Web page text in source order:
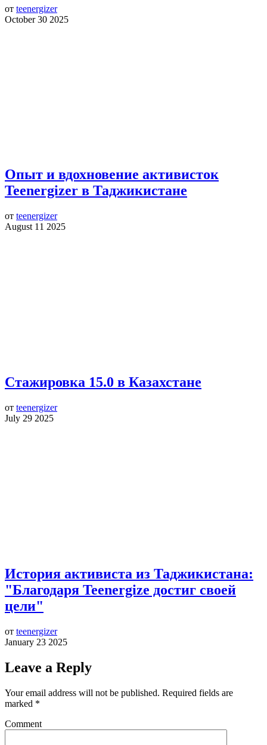
от teenergizer
October 30 2025
Опыт и вдохновение активисток
Teenergizer в Таджикистане
от teenergizer
August 11 2025
Стажировка 15.0 в Казахстане
от teenergizer
July 29 2025
История активиста из Таджикистана:
"Благодаря Teenergize достиг своей
цели"
от teenergizer
January 23 2025
Leave a Reply
Your email address will not be published. Required fields are
marked *
Comment